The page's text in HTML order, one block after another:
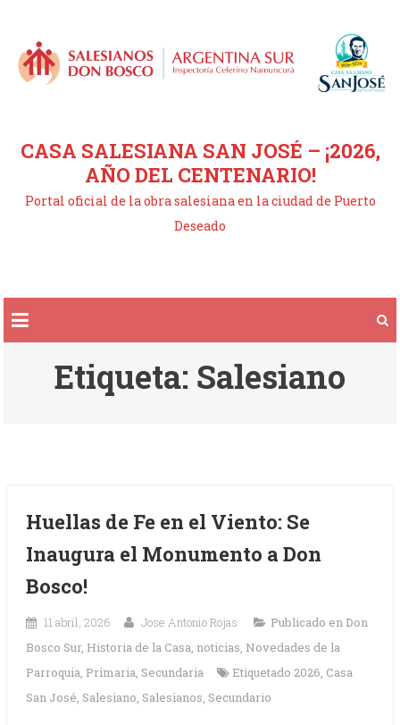
contenido
CASA SALESIANA SAN JOSÉ – ¡2026,
AÑO DEL CENTENARIO!
Portal oficial de la obra salesiana en la ciudad de Puerto
Deseado
Etiqueta: Salesiano
Huellas de Fe en el Viento: Se
Inaugura el Monumento a Don
Bosco!
11 abril, 2026 Jose Antonio Rojas Publicado en Don
Bosco Sur, Historia de la Casa, noticias, Novedades de la
Parroquia, Primaria, Secundaria Etiquetado 2026, Casa
San José, Salesiano, Salesianos, Secundario